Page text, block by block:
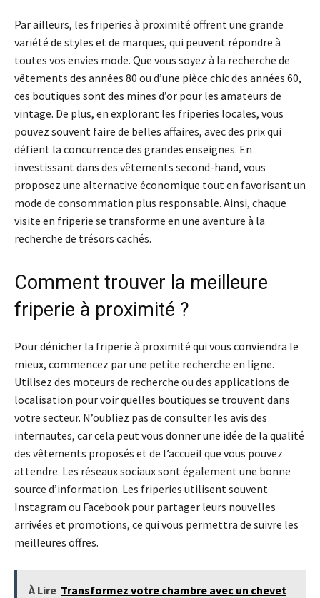
Par ailleurs, les friperies à proximité offrent une grande
variété de styles et de marques, qui peuvent répondre à
toutes vos envies mode. Que vous soyez à la recherche de
vêtements des années 80 ou d’une pièce chic des années 60,
ces boutiques sont des mines d’or pour les amateurs de
vintage. De plus, en explorant les friperies locales, vous
pouvez souvent faire de belles affaires, avec des prix qui
défient la concurrence des grandes enseignes. En
investissant dans des vêtements second-hand, vous
proposez une alternative économique tout en favorisant un
mode de consommation plus responsable. Ainsi, chaque
visite en friperie se transforme en une aventure à la
recherche de trésors cachés.
Comment trouver la meilleure
friperie à proximité ?
Pour dénicher la friperie à proximité qui vous conviendra le
mieux, commencez par une petite recherche en ligne.
Utilisez des moteurs de recherche ou des applications de
localisation pour voir quelles boutiques se trouvent dans
votre secteur. N’oubliez pas de consulter les avis des
internautes, car cela peut vous donner une idée de la qualité
des vêtements proposés et de l’accueil que vous pouvez
attendre. Les réseaux sociaux sont également une bonne
source d’information. Les friperies utilisent souvent
Instagram ou Facebook pour partager leurs nouvelles
arrivées et promotions, ce qui vous permettra de suivre les
meilleures offres.
À Lire Transformez votre chambre avec un chevet